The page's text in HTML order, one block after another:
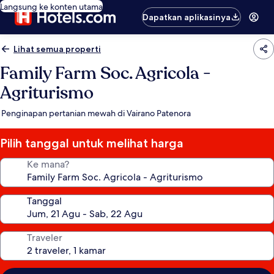
Langsung ke konten utama
Dapatkan aplikasinya
Lihat semua properti
Family Farm Soc. Agricola -
Agriturismo
Penginapan pertanian mewah di Vairano Patenora
Pilih tanggal untuk melihat harga
Ke mana?
Tanggal
Traveler